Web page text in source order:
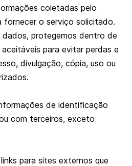
coletadas pelo
fornecer o serviço solicitado.
dados, protegemos dentro de
​​para evitar perdas e
divulgação, cópia, uso ou
de identificação
com terceiros, exceto
para sites externos que